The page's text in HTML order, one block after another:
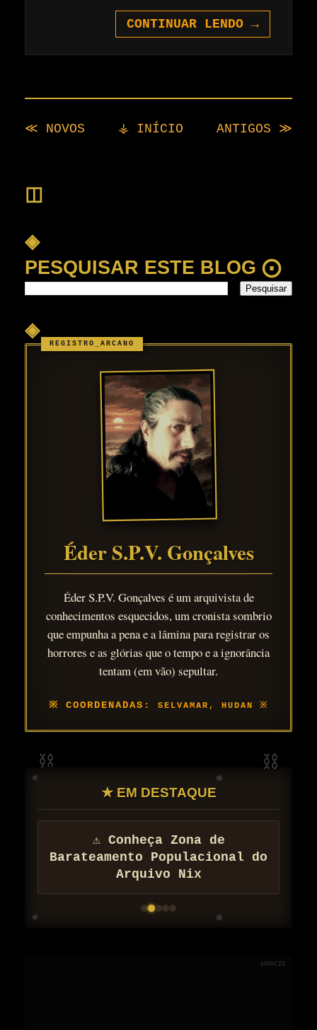
CONTINUAR LENDO →
≪ NOVOS ⚶ INÍCIO ANTIGOS ≫
◫
◈
PESQUISAR ESTE BLOG ⨀
◈
Éder S.P.V. Gonçalves
Éder S.P.V. Gonçalves é um arquivista de
conhecimentos esquecidos, um cronista sombrio
que empunha a pena e a lâmina para registrar os
horrores e as glórias que o tempo e a ignorância
tentam (em vão) sepultar.
SELVAMAR, HUDAN
★ EM DESTAQUE
⚠ Conheça Zona de
Barateamento Populacional do
Arquivo Nix
ANÚNCIO